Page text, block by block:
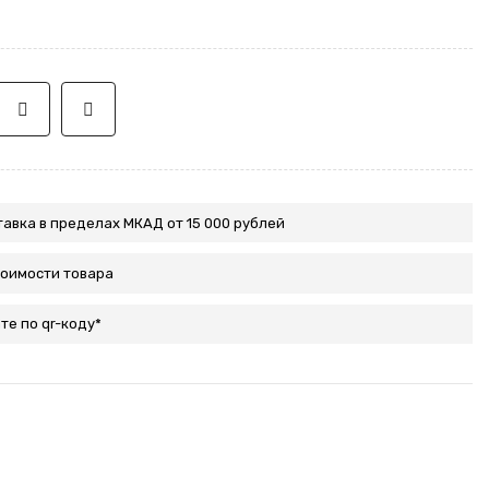
в пределах МКАД от 15 000 рублей
товара
по qr-коду*